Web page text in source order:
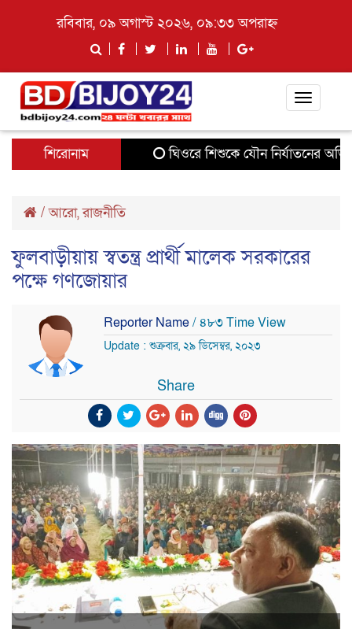
রবিবার, ০৯ অগাস্ট ২০২৬, ০৯:৩৩ অপরাহ্ন
Toggle
শিরোনাম
ঘিওরে শিশুকে যৌন নির্যাতনের
/আরো,রাজনীতি
ফুলবাড়ীয়ায় স্বতন্ত্র প্রার্থী মালেক সরকারের
পক্ষে গণজোয়ার
Reporter Name/ ৪৮৩ Time View
Update : শুক্রবার, ২৯ ডিসেম্বর, ২০২৩
Share